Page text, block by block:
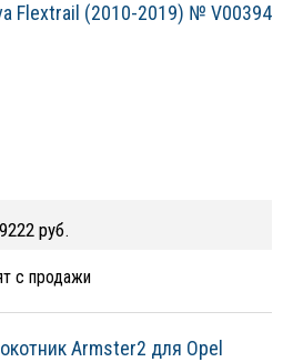
Flextrail (2010-2019) № V00394
9222 руб.
с продажи
Armster2 для Opel